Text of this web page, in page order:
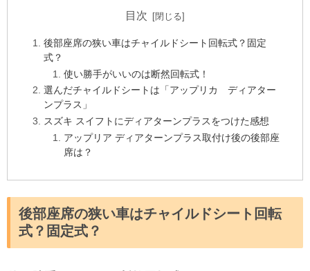
目次
後部座席の狭い車はチャイルドシート回転式？固定
式？
使い勝手がいいのは断然回転式！
選んだチャイルドシートは「アップリカ ディアター
ンプラス」
スズキ スイフトにディアターンプラスをつけた感想
アップリア ディアターンプラス取付け後の後部座
席は？
後部座席の狭い車はチャイルドシート回転
式？固定式？